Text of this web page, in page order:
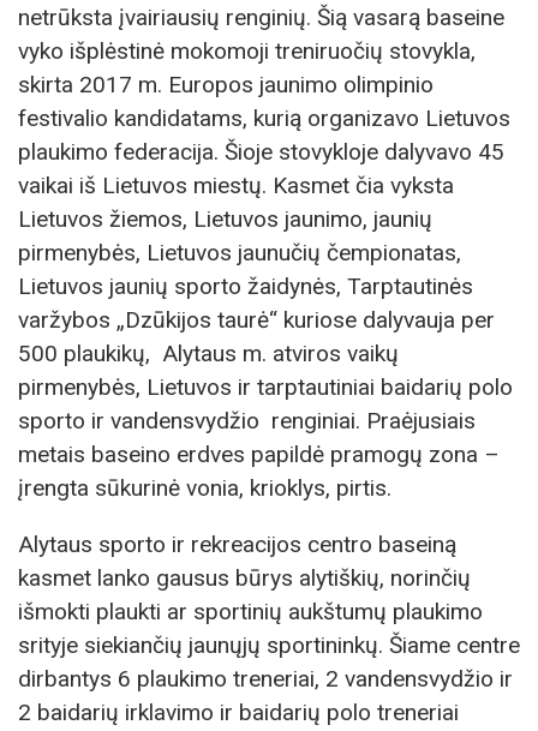
netrūksta įvairiausių renginių. Šią vasarą baseine
vyko išplėstinė mokomoji treniruočių stovykla,
skirta 2017 m. Europos jaunimo olimpinio
festivalio kandidatams, kurią organizavo Lietuvos
plaukimo federacija. Šioje stovykloje dalyvavo 45
vaikai iš Lietuvos miestų. Kasmet čia vyksta
Lietuvos žiemos, Lietuvos jaunimo, jaunių
pirmenybės, Lietuvos jaunučių čempionatas,
Lietuvos jaunių sporto žaidynės, Tarptautinės
varžybos „Dzūkijos taurė“ kuriose dalyvauja per
500 plaukikų, Alytaus m. atviros vaikų
pirmenybės, Lietuvos ir tarptautiniai baidarių polo
sporto ir vandensvydžio renginiai. Praėjusiais
metais baseino erdves papildė pramogų zona –
įrengta sūkurinė vonia, krioklys, pirtis.
Alytaus sporto ir rekreacijos centro baseiną
kasmet lanko gausus būrys alytiškių, norinčių
išmokti plaukti ar sportinių aukštumų plaukimo
srityje siekiančių jaunųjų sportininkų. Šiame centre
dirbantys 6 plaukimo treneriai, 2 vandensvydžio ir
2 baidarių irklavimo ir baidarių polo treneriai